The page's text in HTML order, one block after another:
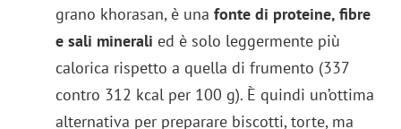
grano khorasan, è unafonte di proteine, fibre
e sali minerali ed è solo leggermente più
calorica rispetto a quella di frumento (337
contro 312 kcal per 100 g). È quindi un’ottima
alternativa per preparare biscotti, torte, ma